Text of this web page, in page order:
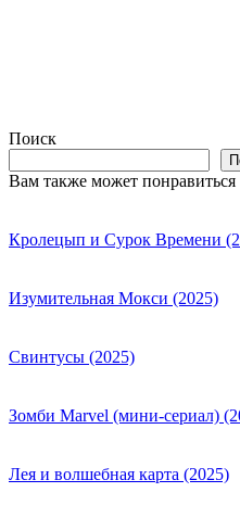
Поиск
Вам также может понравиться
Кролецып и Сурок Времени
Изумительная Мокси (2025)
Свинтусы (2025)
Зомби Marvel (мини-сериал)
Лея и волшебная карта (2025)